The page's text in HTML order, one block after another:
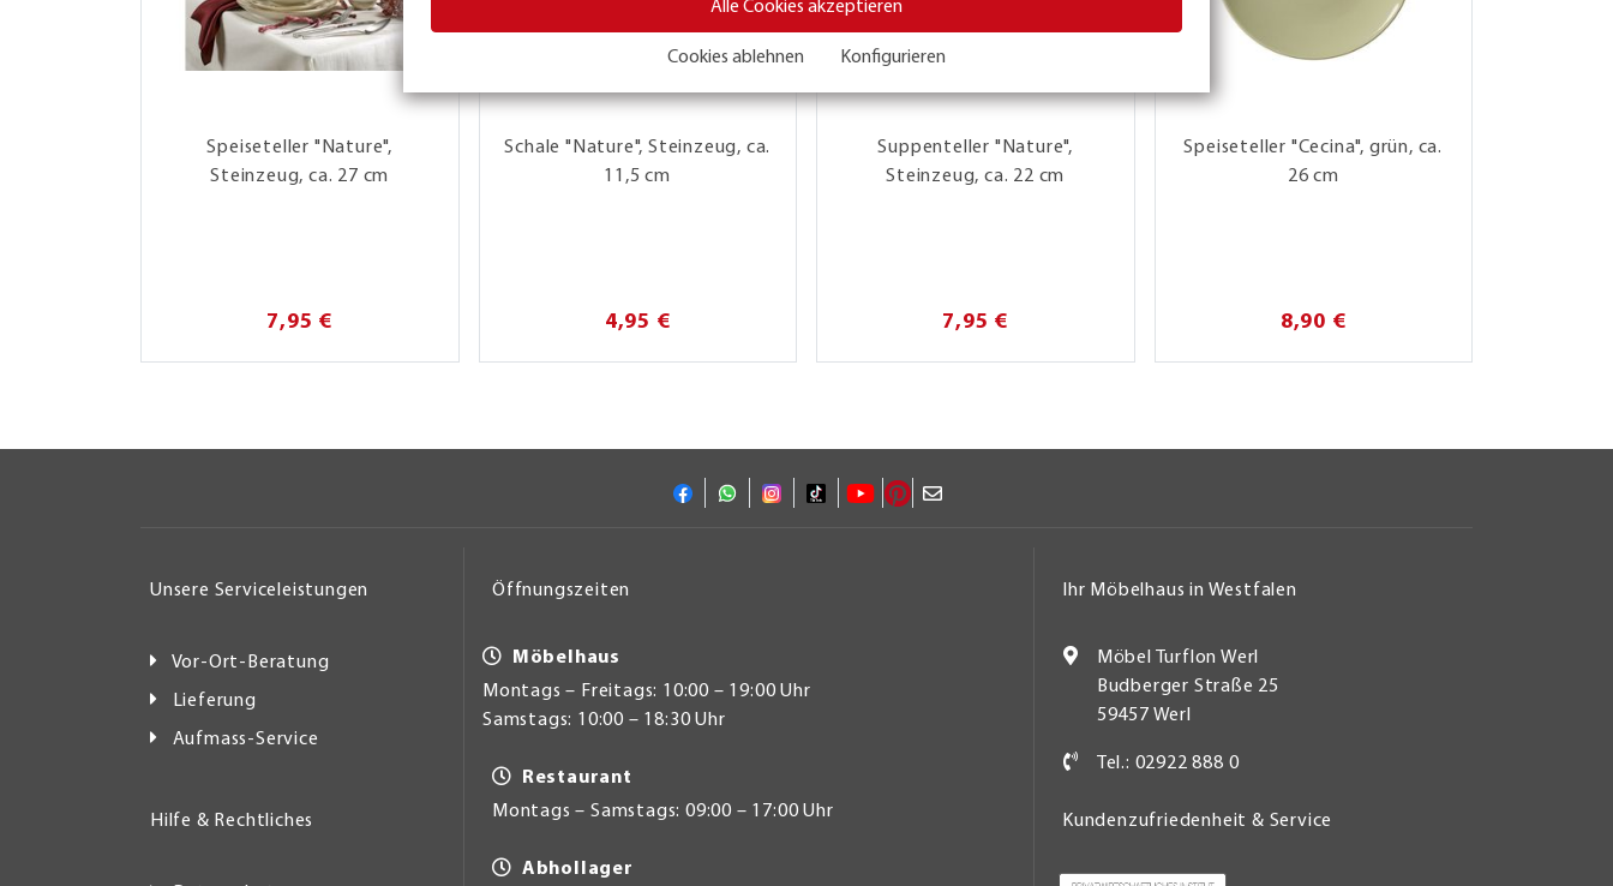
Alle Cookies akzeptieren
Cookies ablehnen Konfigurieren
Speiseteller "Nature",
Steinzeug, ca. 27 cm
7,95 €
Schale "Nature", Steinzeug, ca.
11,5 cm
4,95 €
Suppenteller "Nature",
Steinzeug, ca. 22 cm
7,95 €
Speiseteller "Cecina", grün, ca.
26 cm
8,90 €
Unsere Serviceleistungen
Vor-Ort-Beratung
Lieferung
Aufmass-Service
Hilfe & Rechtliches
Öffnungszeiten
Möbelhaus
Montags – Freitags: 10:00 – 19:00 Uhr
Samstags: 10:00 – 18:30 Uhr
Restaurant
Montags – Samstags: 09:00 – 17:00 Uhr
Abhollager
Ihr Möbelhaus in Westfalen
Möbel Turflon Werl
Budberger Straße 25
59457 Werl
Tel.: 02922 888 0
Kundenzufriedenheit & Service